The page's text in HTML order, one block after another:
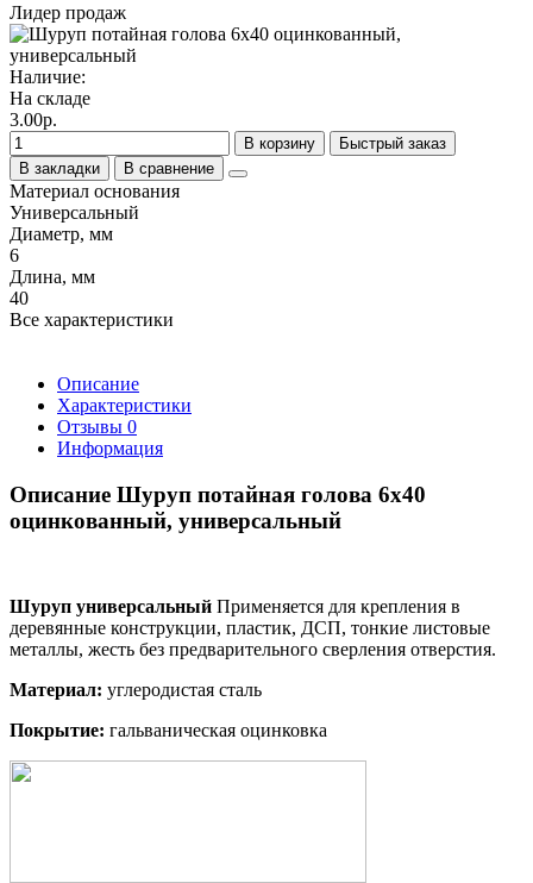
Лидер продаж
Наличие:
На складе
3.00р.
В корзину
Быстрый заказ
В закладки
В сравнение
Материал основания
Универсальный
Диаметр, мм
6
Длина, мм
40
Все характеристики
Описание
Характеристики
Отзывы 0
Информация
Описание Шуруп потайная голова 6х40
оцинкованный, универсальный
Шуруп универсальный Применяется для крепления в
деревянные конструкции, пластик, ДСП, тонкие листовые
металлы, жесть без предварительного сверления отверстия.
Материал: углеродистая сталь
Покрытие: гальваническая оцинковка